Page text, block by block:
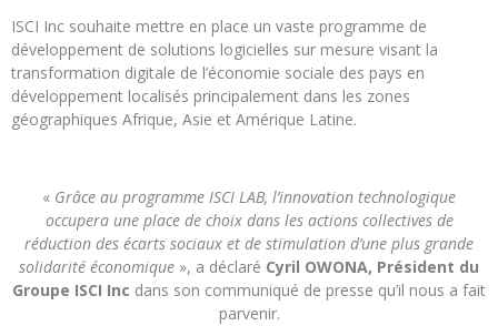
ISCI Inc souhaite mettre en place un vaste programme de
développement de solutions logicielles sur mesure visant la
transformation digitale de l’économie sociale des pays en
développement localisés principalement dans les zones
géographiques Afrique, Asie et Amérique Latine.
« Grâce au programme ISCI LAB, l’innovation technologique
occupera une place de choix dans les actions collectives de
réduction des écarts sociaux et de stimulation d’une plus grande
solidarité économique », a déclaré Cyril OWONA, Président du
Groupe ISCI Inc dans son communiqué de presse qu’il nous a fait
parvenir.